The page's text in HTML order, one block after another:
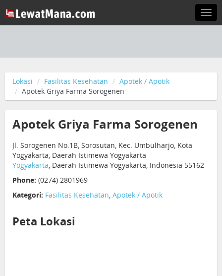
Lokasi Fasilitas Kesehatan
Apotek / Apotik
Apotek Griya Farma Sorogenen
Apotek Griya Farma Sorogenen
Jl. Sorogenen No.1B, Sorosutan, Kec. Umbulharjo, Kota
Yogyakarta, Daerah Istimewa Yogyakarta
Yogyakarta, Daerah Istimewa Yogyakarta, Indonesia 55162
Phone: (0274) 2801969
Kategori: Fasilitas Kesehatan, Apotek / Apotik
Peta Lokasi